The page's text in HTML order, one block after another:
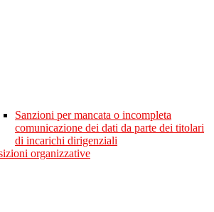
Sanzioni per mancata o incompleta
comunicazione dei dati da parte dei titolari
di incarichi dirigenziali
organizzative